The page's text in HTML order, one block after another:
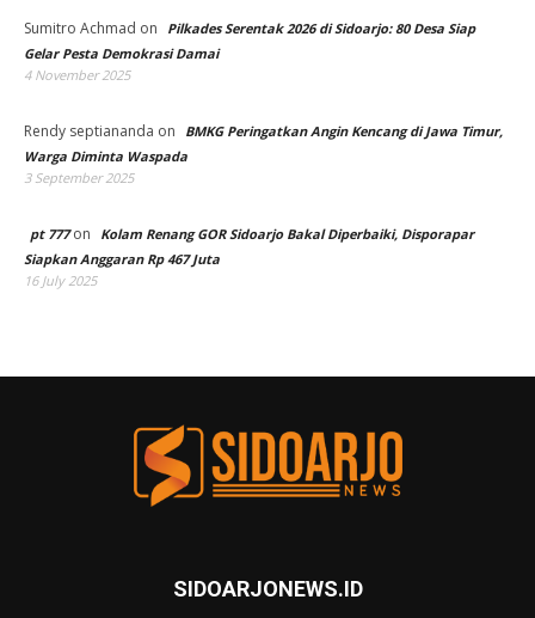
Sumitro Achmad on
Pilkades Serentak 2026 di Sidoarjo: 80 Desa Siap
Gelar Pesta Demokrasi Damai
4 November 2025
Rendy septiananda on
BMKG Peringatkan Angin Kencang di Jawa Timur,
Warga Diminta Waspada
3 September 2025
pt 777on
Kolam Renang GOR Sidoarjo Bakal Diperbaiki, Disporapar
Siapkan Anggaran Rp 467 Juta
16 July 2025
SIDOARJONEWS.ID